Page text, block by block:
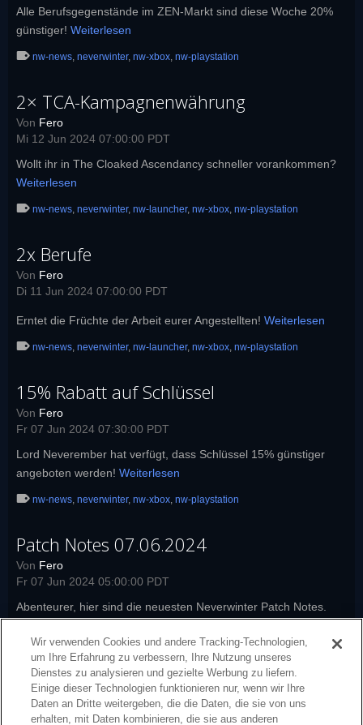
Alle Berufsgegenstände im ZEN-Markt sind diese Woche 20%
günstiger! Weiterlesen
nw-news, neverwinter, nw-xbox, nw-playstation
2× TCA-Kampagnenwährung
Von Fero
Mi 12 Jun 2024 07:00:00 PDT
Wollt ihr in The Cloaked Ascendancy schneller vorankommen?
Weiterlesen
nw-news, neverwinter, nw-launcher, nw-xbox, nw-playstation
2x Berufe
Von Fero
Di 11 Jun 2024 07:00:00 PDT
Erntet die Früchte der Arbeit eurer Angestellten! Weiterlesen
nw-news, neverwinter, nw-launcher, nw-xbox, nw-playstation
15% Rabatt auf Schlüssel
Von Fero
Fr 07 Jun 2024 07:30:00 PDT
Lord Neverember hat verfügt, dass Schlüssel 15% günstiger
angeboten werden! Weiterlesen
nw-news, neverwinter, nw-xbox, nw-playstation
Patch Notes 07.06.2024
Von Fero
Fr 07 Jun 2024 05:00:00 PDT
Abenteurer, hier sind die neuesten Neverwinter Patch Notes.
nw-news, neverwinter nw-launcher nw-patch-notes
playstation
patch-notes
Wir verwenden Cookies und andere Tracking-Technologien,
um Ihre Erfahrung zu verbessern, Ihre Nutzung unseres
Dienstes zu analysieren und gezielte Werbung zu liefern.
Einige dieser Technologien funktionieren nur, wenn wir Ihre
Daten an Dritte weitergeben, die die Daten, die sie von uns
erhalten, mit Daten kombinieren, die sie aus anderen